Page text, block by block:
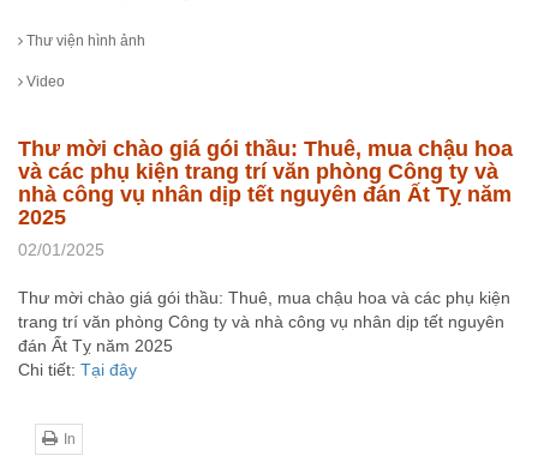
Thư viện hình ảnh
Video
Thư mời chào giá gói thầu: Thuê, mua chậu hoa
và các phụ kiện trang trí văn phòng Công ty và
nhà công vụ nhân dịp tết nguyên đán Ất Tỵ năm
2025
02/01/2025
Thư mời chào giá gói thầu: Thuê, mua chậu hoa và các phụ kiện
trang trí văn phòng Công ty và nhà công vụ nhân dịp tết nguyên
đán Ất Tỵ năm 2025
Chi tiết: Tại đây
In